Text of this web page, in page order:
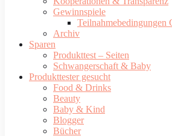
Gewinnspiele
Teilnahmebedingungen
Archiv
Sparen
Produkttest – Seiten
Schwangerschaft & Baby
Produkttester gesucht
Food & Drinks
Beauty
Baby & Kind
Blogger
Bücher